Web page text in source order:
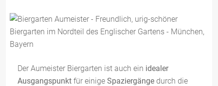
Der Aumeister Biergarten ist auch ein idealer
Ausgangspunkt für einige Spaziergänge durch die